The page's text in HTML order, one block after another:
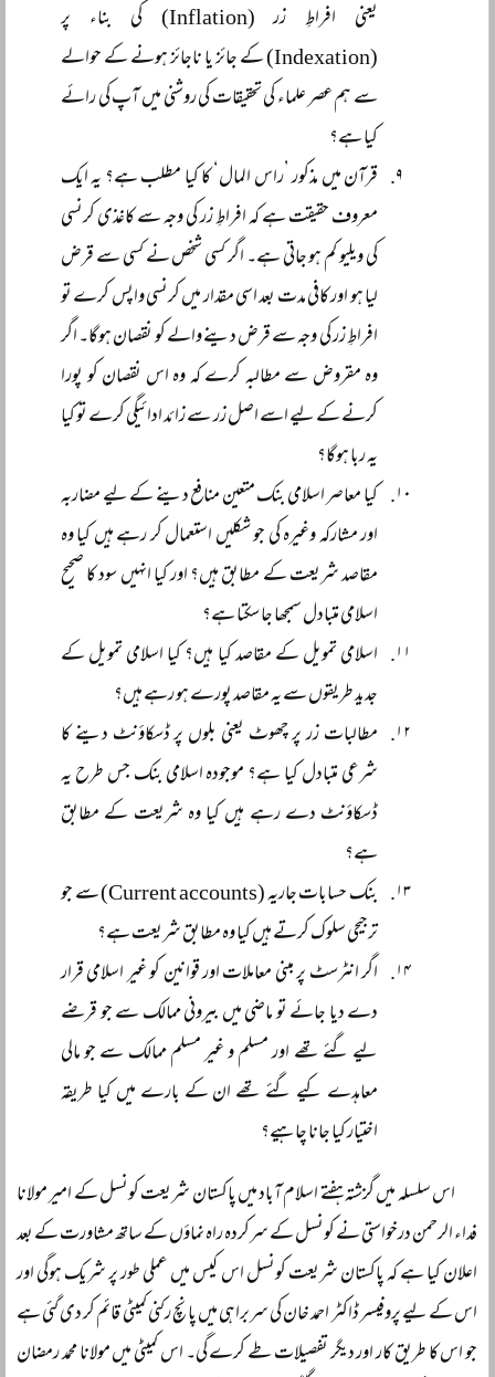
یعنی افراطِ زر (Inflation) کی بناء پر
(Indexation) کے جائز یا ناجائز ہونے کے حوالے
سے ہم عصر علماء کی تحقیقات کی روشنی میں آپ کی رائے
کیا ہے؟
قرآن میں مذکور ’راس المال‘ کا کیا مطلب ہے؟ یہ ایک
معروف حقیقت ہے کہ افراطِ زر کی وجہ سے کاغذی کرنسی
کی ویلیو کم ہو جاتی ہے۔ اگر کسی شخص نے کسی سے قرض
لیا ہو اور کافی مدت بعد اسی مقدار میں کرنسی واپس کرے تو
افراطِ زر کی وجہ سے قرض دینے والے کو نقصان ہوگا۔ اگر
وہ مقروض سے مطالبہ کرے کہ وہ اس نقصان کو پورا
کرنے کے لیے اسے اصل زر سے زائد ادائیگی کرے تو کیا
یہ ربا ہوگا؟
کیا معاصر اسلامی بنک متعین منافع دینے کے لیے مضاربہ
اور مشارکہ وغیرہ کی جو شکلیں استعمال کر رہے ہیں کیا وہ
مقاصد شریعت کے مطابق ہیں؟ اور کیا انہیں سود کا صحیح
اسلامی متبادل سمجھا جا سکتا ہے؟
اسلامی تمویل کے مقاصد کیا ہیں؟ کیا اسلامی تمویل کے
جدید طریقوں سے یہ مقاصد پورے ہو رہے ہیں؟
مطالبات زر پر چھوٹ یعنی بلوں پر ڈسکاؤنٹ دینے کا
شرعی متبادل کیا ہے؟ موجودہ اسلامی بنک جس طرح یہ
ڈسکاؤنٹ دے رہے ہیں کیا وہ شریعت کے مطابق
ہے؟
بنک حسابات جاریہ (Current accounts) سے جو
ترجیحی سلوک کرتے ہیں کیا وہ مطابق شریعت ہے؟
اگر انٹرسٹ پر مبنی معاملات اور قوانین کو غیر اسلامی قرار
دے دیا جائے تو ماضی میں بیرونی ممالک سے جو قرضے
لیے گئے تھے اور مسلم و غیر مسلم ممالک سے جو مالی
معاہدے کیے گئے تھے ان کے بارے میں کیا طریقہ
اختیار کیا جانا چاہیے؟
اس سلسلہ میں گزشتہ ہفتے اسلام آباد میں پاکستان شریعت کونسل کے امیر مولانا
فداء الرحمن درخواستی نے کونسل کے سرکردہ راہ نماؤں کے ساتھ مشاورت کے بعد
اعلان کیا ہے کہ پاکستان شریعت کونسل اس کیس میں عملی طور پر شریک ہوگی اور
اس کے لیے پروفیسر ڈاکٹر احمد خان کی سربراہی میں پانچ رکنی کمیٹی قائم کر دی گئی ہے
جو اس کا طریق کار اور دیگر تفصیلات طے کرے گی۔ اس کمیٹی میں مولانا محمد رمضان